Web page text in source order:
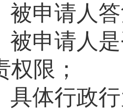
被申请人
被申请人
限；
具体行政